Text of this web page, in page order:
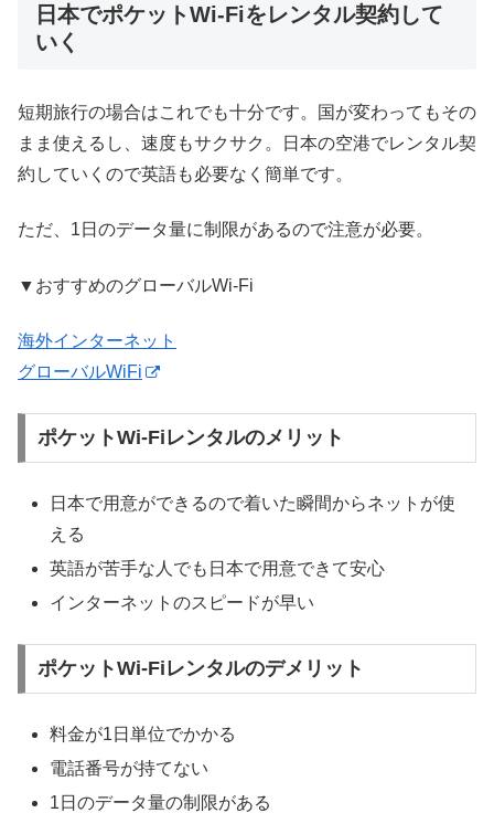
日本でポケットWi-Fiをレンタル契約して
いく
短期旅行の場合はこれでも十分です。国が変わってもその
まま使えるし、速度もサクサク。日本の空港でレンタル契
約していくので英語も必要なく簡単です。
ただ、1日のデータ量に制限があるので注意が必要。
▼おすすめのグローバルWi-Fi
海外インターネット
グローバルWiFi
ポケットWi-Fiレンタルのメリット
日本で用意ができるので着いた瞬間からネットが使
える
英語が苦手な人でも日本で用意できて安心
インターネットのスピードが早い
ポケットWi-Fiレンタルのデメリット
料金が1日単位でかかる
電話番号が持てない
1日のデータ量の制限がある